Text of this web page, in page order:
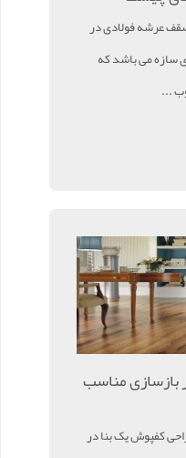
عرشه فولادی در
سازه می باشد که
...
بازسازی مناسب
کفپوش یک بنا در